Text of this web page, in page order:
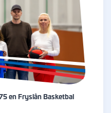
en Fryslân Basketbal